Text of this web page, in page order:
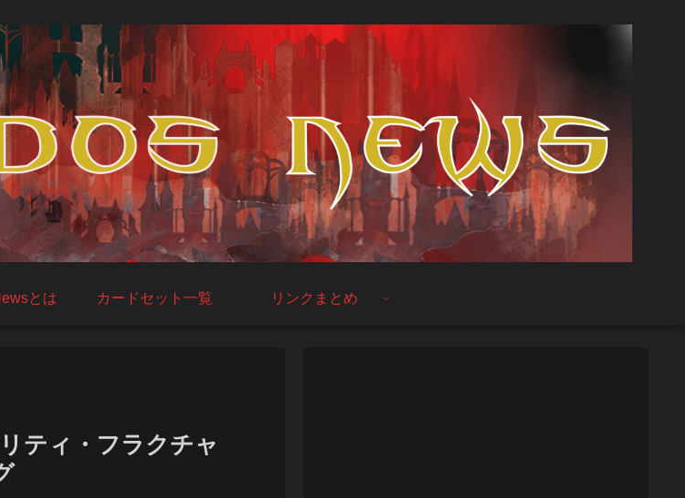
とは カードセット一覧 リンクまとめ
ティ・フラクチャ